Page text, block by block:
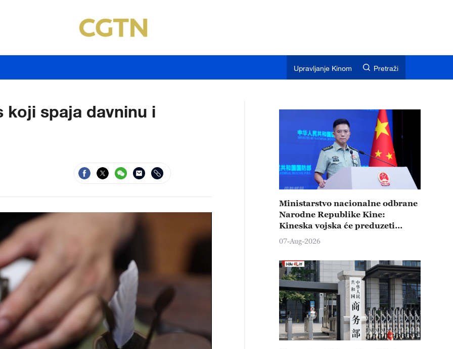
Upravljanje Kinom Pretraži
spaja davninu i
Ministarstvo nacionalne odbrane
Narodne Republike Kine:
Kineska vojska će preduzeti
čvrste kontramere protiv svih
provokativnih pokušaja
izazivanja nemira
07-Aug-2026